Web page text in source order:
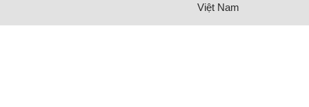
Việt Nam